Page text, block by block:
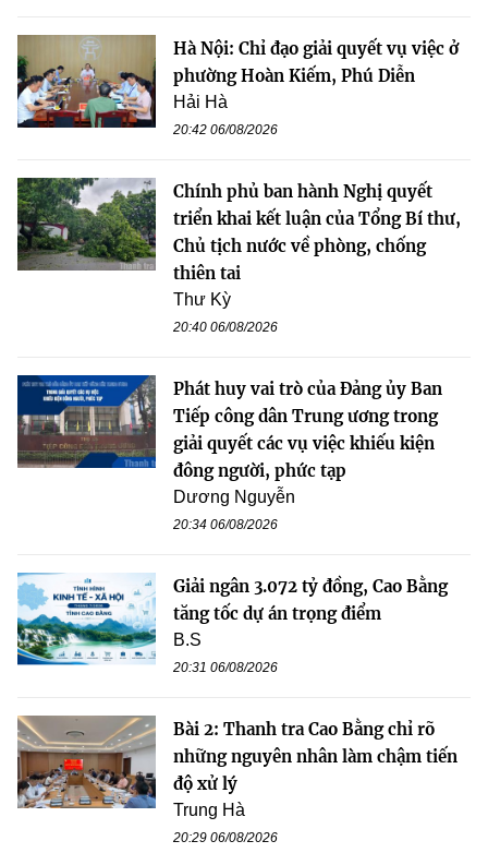
Hà Nội: Chỉ đạo giải quyết vụ việc ở
phường Hoàn Kiếm, Phú Diễn
Hải Hà
20:42 06/08/2026
Chính phủ ban hành Nghị quyết
triển khai kết luận của Tổng Bí thư,
Chủ tịch nước về phòng, chống
thiên tai
Thư Kỳ
20:40 06/08/2026
Phát huy vai trò của Đảng ủy Ban
Tiếp công dân Trung ương trong
giải quyết các vụ việc khiếu kiện
đông người, phức tạp
Dương Nguyễn
20:34 06/08/2026
Giải ngân 3.072 tỷ đồng, Cao Bằng
tăng tốc dự án trọng điểm
B.S
20:31 06/08/2026
Bài 2: Thanh tra Cao Bằng chỉ rõ
những nguyên nhân làm chậm tiến
độ xử lý
Trung Hà
20:29 06/08/2026